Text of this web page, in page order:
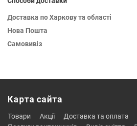
Доставка по Харкову та області
Нова Пошта
Самовивіз
Карта сайта
товари акції доставка та оплата